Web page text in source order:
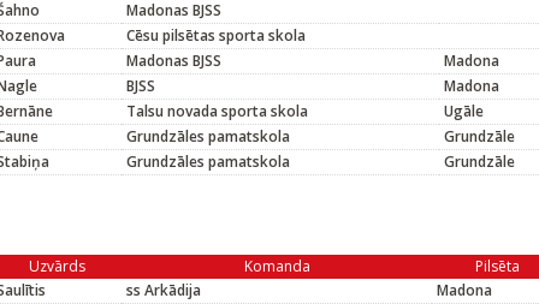
Madonas BJSS
Cēsu pilsētas sporta skola
Madonas BJSS
Madona
BJSS
Madona
Talsu novada sporta skola
Ugāle
Grundzāles pamatskola
Grundzāle
Grundzāles pamatskola Grundzāle
Uzvārds Komanda
Pilsēta
ss Arkādija
Madona